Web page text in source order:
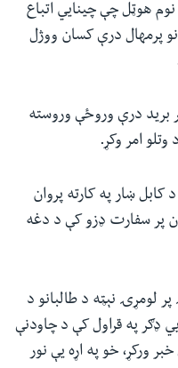
هوټل چې چینايي اتباع
پرمهال درې کسان ووژل
برید درې وروځې وروسته
امر وکړ.
ښار په کارته پروان
پر سفارت ډزو کې د دغه
کال د جنورۍ پر لومړۍ نېټه د طالبانو د
ډګر په قراول کې د چاودنې
ورکړ، خو په اړه یې نور